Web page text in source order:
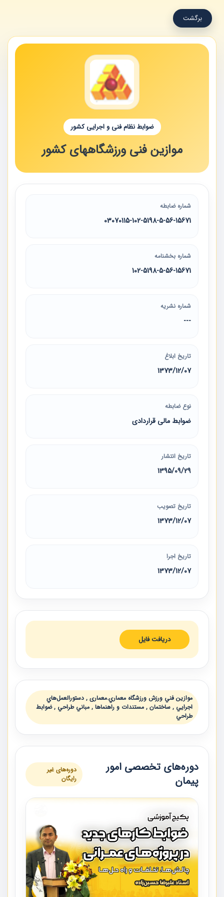
برگشت
ضوابط نظام فنی و اجرایی کشور
موازین فنی ورزشگاههای کشور
شماره ضابطه
03070115-102-5198-5-56-15671
شماره بخشنامه
102-5198-5-56-15671
شماره نشریه
---
تاریخ ابلاغ
1373/12/07
نوع ضابطه
ضوابط مالی قراردادی
تاریخ انتشار
1395/09/29
تاریخ تصویب
1373/12/07
تاریخ اجرا
1373/12/07
دریافت فایل
موازين فني ورزش ورزشگاه معماري.معماری , دستورالعمل‌هاي
اجرايي , ساختمان , مستندات و راهنماها , مباني طراحي , ضوابط
طراحي
دوره‌های تخصصی امور
پیمان
دوره‌های غیر
رایگان